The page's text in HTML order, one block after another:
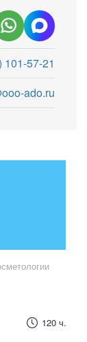
101-57-21
ado.ru
120 ч.